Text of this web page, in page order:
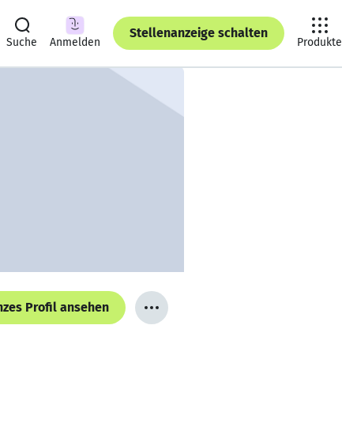
Suche Anmelden
Stellenanzeige schalten
Produkte
Profil ansehen